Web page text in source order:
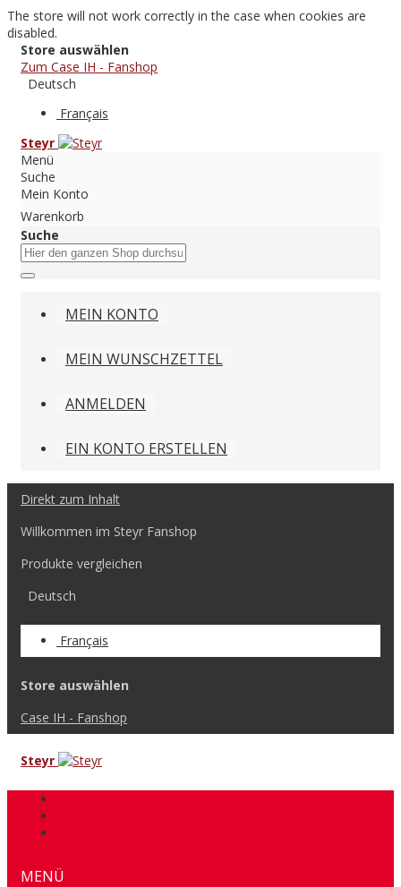
The store will not work correctly in the case when cookies are
disabled.
Store auswählen
Zum Case IH - Fanshop
Deutsch
Français
Steyr
Menü
Suche
Mein Konto
Warenkorb
Suche
MEIN KONTO
MEIN WUNSCHZETTEL
ANMELDEN
EIN KONTO ERSTELLEN
Direkt zum Inhalt
Willkommen im Steyr Fanshop
Produkte vergleichen
Deutsch
Français
Store auswählen
Case IH - Fanshop
Steyr
MENÜ